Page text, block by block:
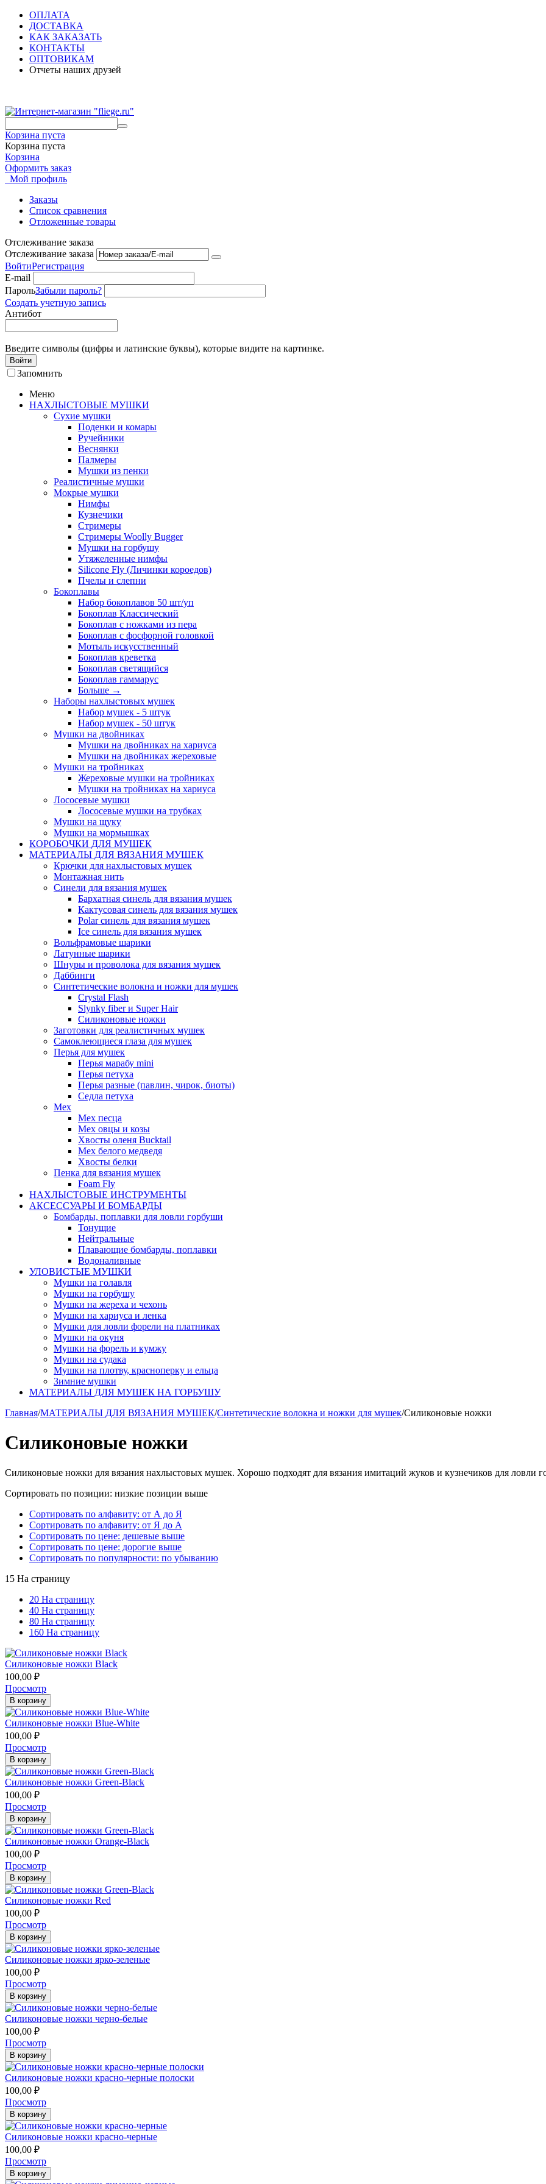
ОПЛАТА
ДОСТАВКА
КАК ЗАКАЗАТЬ
КОНТАКТЫ
ОПТОВИКАМ
Отчеты наших друзей
Корзина пуста
Корзина пуста
Корзина
Оформить заказ
Мой профиль
Заказы
Список сравнения
Отложенные товары
Отслеживание заказа
Отслеживание заказа
ВойтиРегистрация
E-mail
ПарольЗабыли пароль?
Создать учетную запись
Антибот
Введите символы (цифры и латинские буквы), которые видите на картинке.
Войти
Запомнить
Меню
НАХЛЫСТОВЫЕ МУШКИ
Сухие мушки
Поденки и комары
Ручейники
Веснянки
Палмеры
Мушки из пенки
Реалистичные мушки
Мокрые мушки
Нимфы
Кузнечики
Стримеры
Стримеры Woolly Bugger
Мушки на горбушу
Утяжеленные нимфы
Silicone Fly (Личинки короедов)
Пчелы и слепни
Бокоплавы
Набор бокоплавов 50 шт/уп
Бокоплав Классический
Бокоплав с ножками из пера
Бокоплав с фосфорной головкой
Мотыль искусственный
Бокоплав креветка
Бокоплав светящийся
Бокоплав гаммарус
Больше →
Наборы нахлыстовых мушек
Набор мушек - 5 штук
Набор мушек - 50 штук
Мушки на двойниках
Мушки на двойниках на хариуса
Мушки на двойниках жереховые
Мушки на тройниках
Жереховые мушки на тройниках
Мушки на тройниках на хариуса
Лососевые мушки
Лососевые мушки на трубках
Мушки на щуку
Мушки на мормышках
КОРОБОЧКИ ДЛЯ МУШЕК
МАТЕРИАЛЫ ДЛЯ ВЯЗАНИЯ МУШЕК
Крючки для нахлыстовых мушек
Монтажная нить
Синели для вязания мушек
Бархатная синель для вязания мушек
Кактусовая синель для вязания мушек
Polar синель для вязания мушек
Ice синель для вязания мушек
Вольфрамовые шарики
Латунные шарики
Шнуры и проволока для вязания мушек
Даббинги
Синтетические волокна и ножки для мушек
Crystal Flash
Slynky fiber и Super Hair
Силиконовые ножки
Заготовки для реалистичных мушек
Самоклеющиеся глаза для мушек
Перья для мушек
Перья марабу mini
Перья петуха
Перья разные (павлин, чирок, биоты)
Седла петуха
Мех
Мех песца
Мех овцы и козы
Хвосты оленя Bucktail
Мех белого медведя
Хвосты белки
Пенка для вязания мушек
Foam Fly
НАХЛЫСТОВЫЕ ИНСТРУМЕНТЫ
АКCЕССУАРЫ И БОМБАРДЫ
Бомбарды, поплавки для ловли горбуши
Тонущие
Нейтральные
Плавающие бомбарды, поплавки
Водоналивные
УЛОВИСТЫЕ МУШКИ
Мушки на голавля
Мушки на горбушу
Мушки на жереха и чехонь
Мушки на хариуса и ленка
Мушки для ловли форели на платниках
Мушки на окуня
Мушки на форель и кумжу
Мушки на судака
Мушки на плотву, красноперку и ельца
Зимние мушки
МАТЕРИАЛЫ ДЛЯ МУШЕК НА ГОРБУШУ
Главная/МАТЕРИАЛЫ ДЛЯ ВЯЗАНИЯ МУШЕК/Синтетические волокна и ножки для мушек/Силиконовые ножки
Силиконовые ножки
Силиконовые ножки для вязания нахлыстовых мушек. Хорошо подходят для вязания имитаций жуков и кузнечиков для ловли
Сортировать по позиции: низкие позиции выше
Сортировать по алфавиту: от А до Я
Сортировать по алфавиту: от Я до А
Сортировать по цене: дешевые выше
Сортировать по цене: дорогие выше
Сортировать по популярности: по убыванию
15 На страницу
20 На страницу
40 На страницу
80 На страницу
160 На страницу
Силиконовые ножки Black
100,00 ₽
Просмотр
В корзину
Силиконовые ножки Blue-White
100,00 ₽
Просмотр
В корзину
Силиконовые ножки Green-Black
100,00 ₽
Просмотр
В корзину
Силиконовые ножки Orange-Black
100,00 ₽
Просмотр
В корзину
Силиконовые ножки Red
100,00 ₽
Просмотр
В корзину
Силиконовые ножки ярко-зеленые
100,00 ₽
Просмотр
В корзину
Силиконовые ножки черно-белые
100,00 ₽
Просмотр
В корзину
Силиконовые ножки красно-черные полоски
100,00 ₽
Просмотр
В корзину
Силиконовые ножки красно-черные
100,00 ₽
Просмотр
В корзину